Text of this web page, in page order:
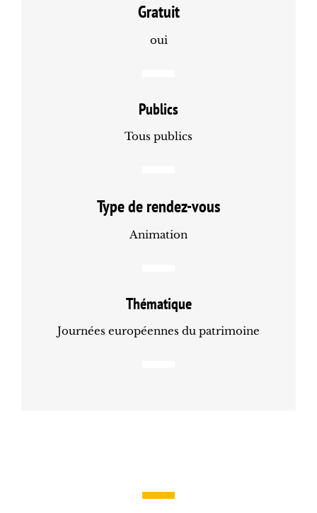
Gratuit
oui
Publics
Tous publics
Type de rendez-vous
Animation
Thématique
Journées européennes du patrimoine